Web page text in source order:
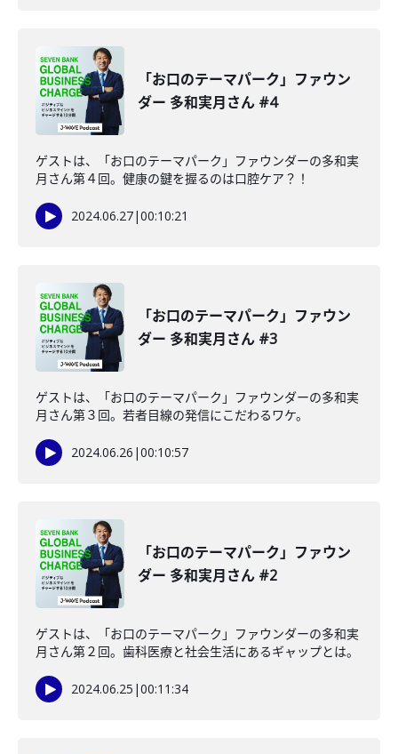
「お口のテーマパーク」ファウン
ダー 多和実月さん #4
ゲストは、「お口のテーマパーク」ファウンダーの多和実
月さん第４回。健康の鍵を握るのは口腔ケア？！
2024.06.27|00:10:21
「お口のテーマパーク」ファウン
ダー 多和実月さん #3
ゲストは、「お口のテーマパーク」ファウンダーの多和実
月さん第３回。若者目線の発信にこだわるワケ。
2024.06.26 |00:10:57
「お口のテーマパーク」ファウン
ダー 多和実月さん #2
ゲストは、「お口のテーマパーク」ファウンダーの多和実
月さん第２回。歯科医療と社会生活にあるギャップとは。
2024.06.25 |00:11:34